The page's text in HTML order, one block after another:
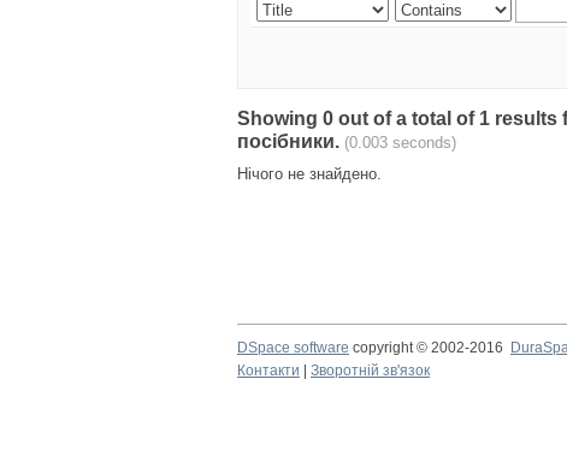
Showing 0 out of a total of 1 results
посібники. (0.003 seconds)
Нічого не знайдено.
DSpace software copyright © 2002-2016
Контакти
Зворотній зв'язок